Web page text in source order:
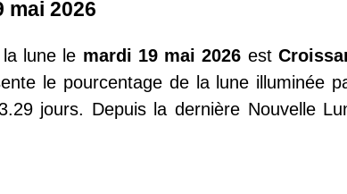
mai 2026
lune le mardi 19 mai 2026 est
le pourcentage de la lune illuminée
jours. Depuis la dernière Nouvelle